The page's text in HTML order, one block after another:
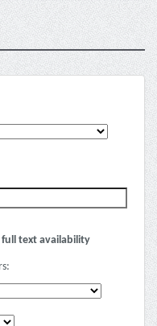
text availability